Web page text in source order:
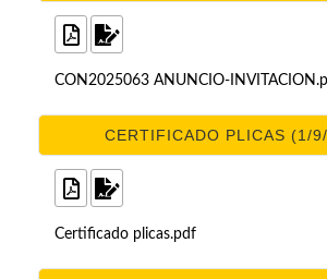
CON2025063 ANUNCIO-
CERTIFICADO PLICAS (1/
Certificado plicas.pdf